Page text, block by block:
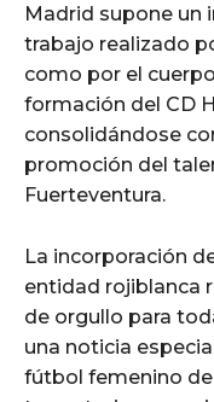
Madrid supone
trabajo realizado
como por el
formación del CD
consolidándose
promoción del
Fuerteventura.
La incorporación
entidad rojiblanca
de orgullo para
una noticia
fútbol femenino de